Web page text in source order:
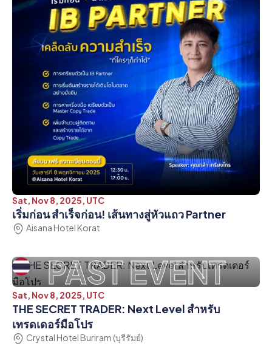
Sat, Nov 8, 2025, UTC
เริ่มก่อน สำเร็จก่อน! เส้นทางสู่หัวแถว Partner
Aisana Hotel Korat
PAST EVENT
Sat, Nov 8, 2025, UTC
THE SECRET TRADER: Next Level สำหรับ
เทรดเดอร์มือโปร
Crystal Hotel Buriram (บุรีรัมย์)